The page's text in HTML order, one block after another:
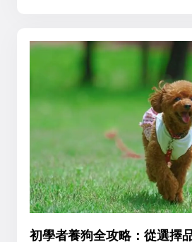
初學者養狗全攻略：從選擇